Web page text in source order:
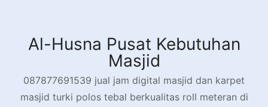
contentAl-Husna Pusat Kebutuhan
Masjid
087877691539 jual jam digital masjid dan karpet
masjid turki polos tebal berkualitas roll meteran di